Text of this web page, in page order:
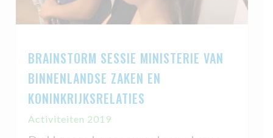
BRAINSTORM SESSIE MINISTERIE VAN
BINNENLANDSE ZAKEN EN
KONINKRIJKSRELATIES
Activiteiten 2019